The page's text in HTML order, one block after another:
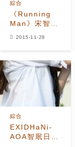
《Running
Man》宋智孝
睡」誕生！
綜合
2015-11-28
EXIDHaNi-
AOA智珉日程
綜合